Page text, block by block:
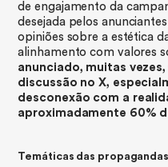
de engajamento da
desejada pelos
opiniões sobre a estética
alinhamento com valores
anunciado, muitas
discussão no X,
desconexão com a
aproximadamente 60%
Temáticas das